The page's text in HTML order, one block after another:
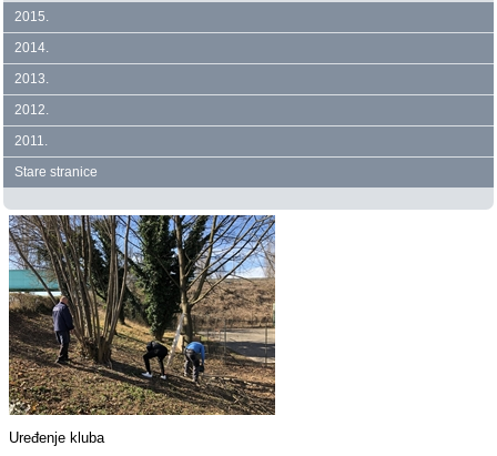
2015.
2014.
2013.
2012.
2011.
Stare stranice
Uređenje kluba